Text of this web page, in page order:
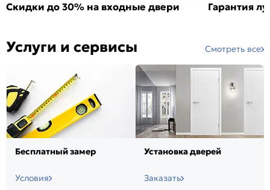
Скидки до 30% на входные двери Гарантия
Услуги и сервисы Смотреть все
Бесплатный замер
Условия
Установка дверей
Заказать